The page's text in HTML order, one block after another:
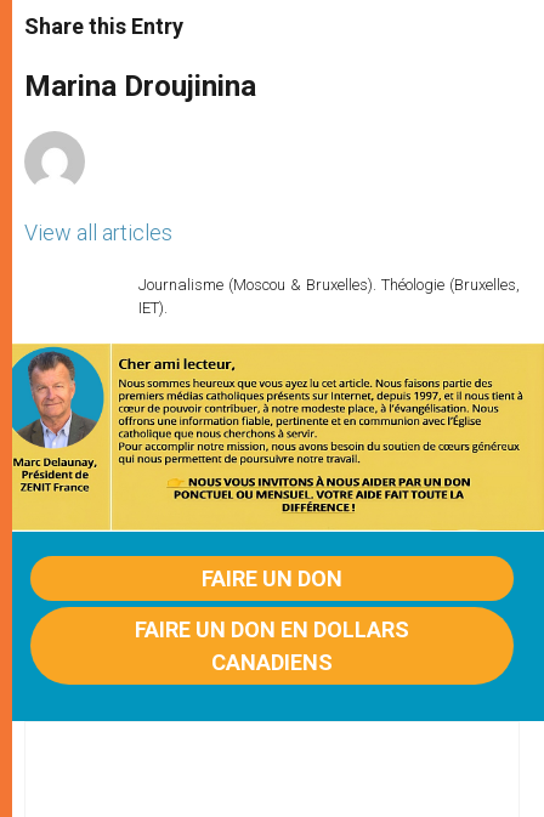
t
s
p
p
s
e
g
e
e
b
o
k
r
Share this Entry
Marina Droujinina
View all articles
Journalisme (Moscou & Bruxelles). Théologie (Bruxelles,
IET).
FAIRE UN DON
FAIRE UN DON EN DOLLARS
CANADIENS